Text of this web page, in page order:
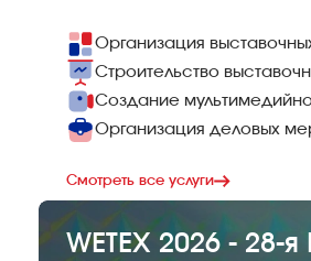
Создание
Смотреть все услуги
WETEX 2026 - 28-